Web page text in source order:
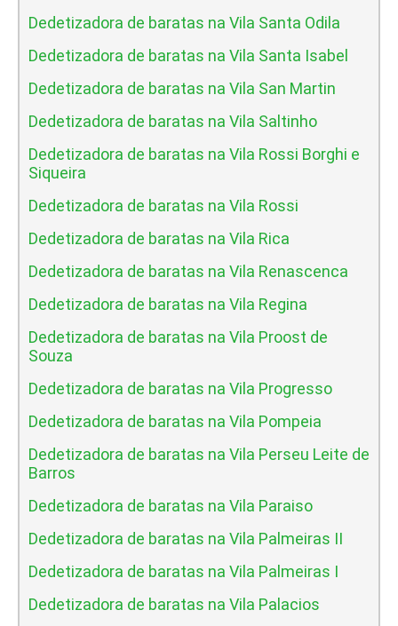
Dedetizadora de baratas na Vila Santa Odila
Dedetizadora de baratas na Vila Santa Isabel
Dedetizadora de baratas na Vila San Martin
Dedetizadora de baratas na Vila Saltinho
Dedetizadora de baratas na Vila Rossi Borghi e
Siqueira
Dedetizadora de baratas na Vila Rossi
Dedetizadora de baratas na Vila Rica
Dedetizadora de baratas na Vila Renascenca
Dedetizadora de baratas na Vila Regina
Dedetizadora de baratas na Vila Proost de
Souza
Dedetizadora de baratas na Vila Progresso
Dedetizadora de baratas na Vila Pompeia
Dedetizadora de baratas na Vila Perseu Leite de
Barros
Dedetizadora de baratas na Vila Paraiso
Dedetizadora de baratas na Vila Palmeiras II
Dedetizadora de baratas na Vila Palmeiras I
Dedetizadora de baratas na Vila Palacios